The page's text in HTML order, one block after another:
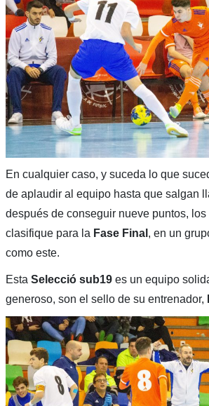
En cualquier caso, y suceda lo que
de aplaudir al equipo hasta que salgan
después de conseguir nueve puntos,
clasifique para la Fase Final , en un
como este.
Esta Selecció sub19es un equipo
generoso, son el sello de su entrenador,